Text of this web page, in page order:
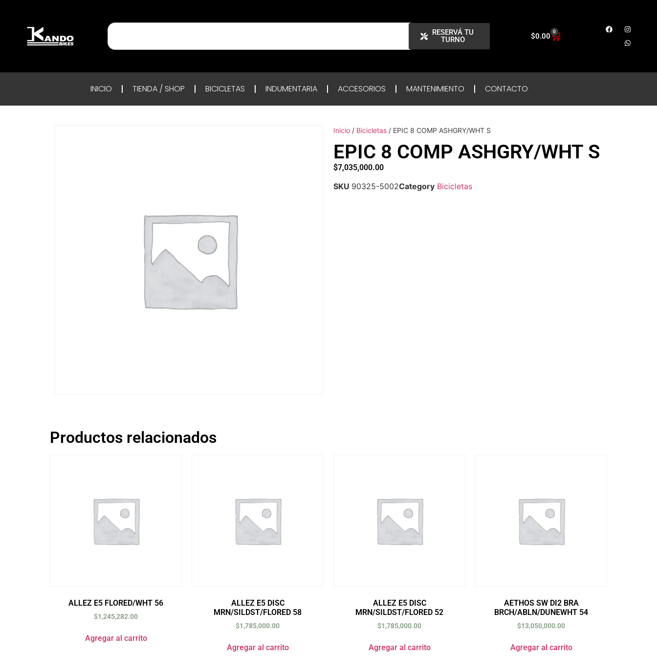
RESERVÁ TU
TURNO
$0.00 0
INICIO TIENDA / SHOP BICICLETAS INDUMENTARIA ACCESORIOS MANTENIMIENTO CONTACTO
Inicio / Bicicletas / EPIC 8 COMP ASHGRY/WHT S
EPIC 8 COMP ASHGRY/WHT S
$7,035,000.00
SKU 90325-5002Category Bicicletas
Productos relacionados
ALLEZ E5 FLORED/WHT 56
$1,245,282.00
Agregar al carrito
ALLEZ E5 DISC
MRN/SILDST/FLORED 58
$1,785,000.00
Agregar al carrito
ALLEZ E5 DISC
MRN/SILDST/FLORED 52
$1,785,000.00
Agregar al carrito
AETHOS SW DI2 BRA
BRCH/ABLN/DUNEWHT 54
$13,050,000.00
Agregar al carrito